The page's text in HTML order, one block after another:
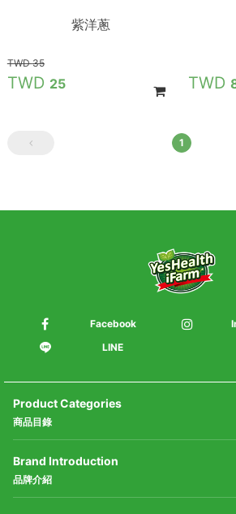
紫洋蔥
35
25
1
Facebook
LINE
Product Categories
商品目錄
Brand Introduction
品牌介紹